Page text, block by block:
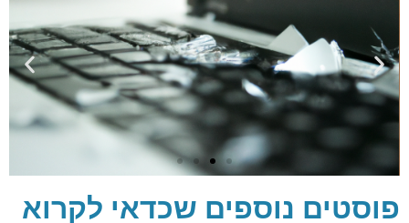
פוסטים נוספים שכדאי לקרוא